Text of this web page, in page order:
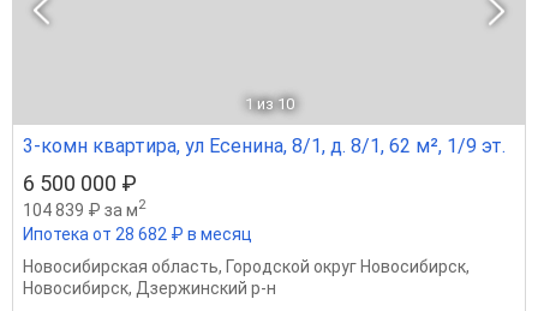
1 из 10
3-комн квартира, ул Есенина, 8/1, д. 8/1, 62 м², 1/9 эт.
6 500 000 ₽
104 839 ₽ за м2
Ипотека от 28 682 ₽ в месяц
Новосибирская область, Городской округ Новосибирск,
Новосибирск, Дзержинский р-н